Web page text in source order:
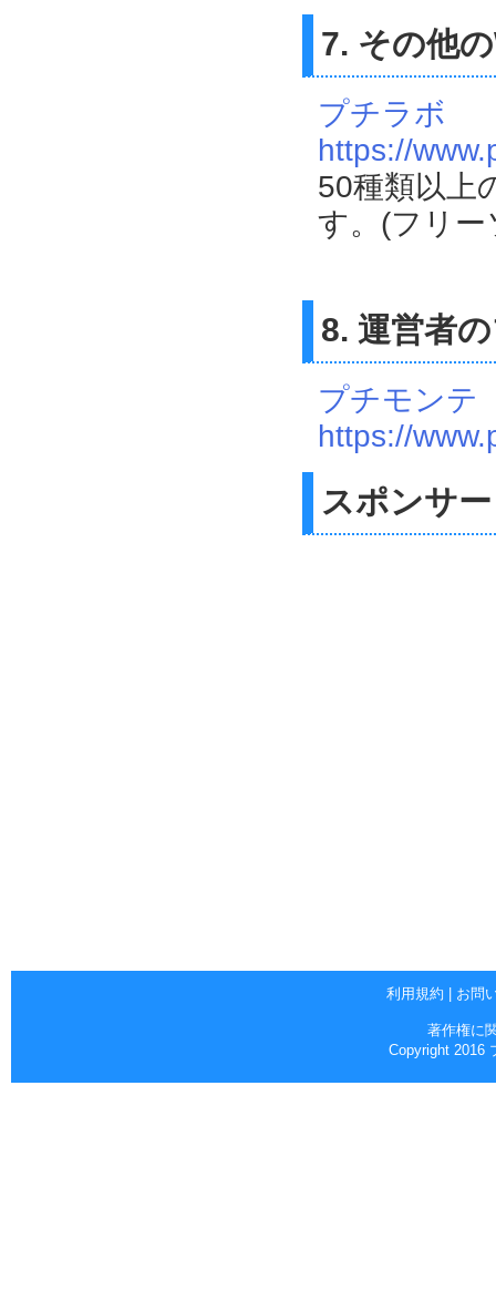
7. その他
プチラボ
https://
50種類以上
す。(フリー
8. 運営者
プチモンテ
https://
スポンサ
利用規約 お問
著作権に
Copyright 2016